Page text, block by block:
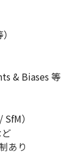
& Biases 等
）
あり